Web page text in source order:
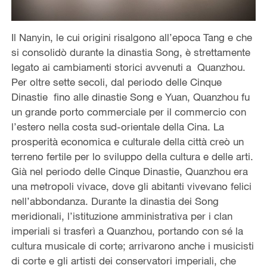
Il Nanyin, le cui origini risalgono all’epoca Tang e che
si consolidò durante la dinastia Song, è strettamente
legato ai cambiamenti storici avvenuti a Quanzhou.
Per oltre sette secoli, dal periodo delle Cinque
Dinastie fino alle dinastie Song e Yuan, Quanzhou fu
un grande porto commerciale per il commercio con
l’estero nella costa sud-orientale della Cina. La
prosperità economica e culturale della città creò un
terreno fertile per lo sviluppo della cultura e delle arti.
Già nel periodo delle Cinque Dinastie, Quanzhou era
una metropoli vivace, dove gli abitanti vivevano felici
nell’abbondanza. Durante la dinastia dei Song
meridionali, l’istituzione amministrativa per i clan
imperiali si trasferì a Quanzhou, portando con sé la
cultura musicale di corte; arrivarono anche i musicisti
di corte e gli artisti dei conservatori imperiali, che